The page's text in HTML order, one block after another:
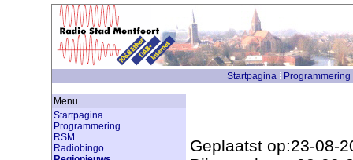
Startpagina Programmering
Menu
Startpagina
Programmering
RSM
Radiobingo
Geplaatst op:23-08-